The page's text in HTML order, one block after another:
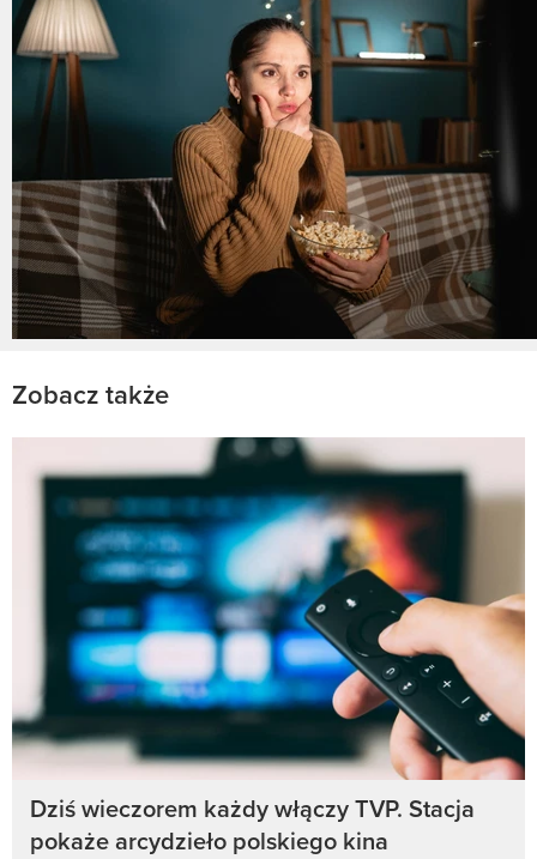
Zobacz także
Dziś wieczorem każdy włączy TVP. Stacja
pokaże arcydzieło polskiego kina